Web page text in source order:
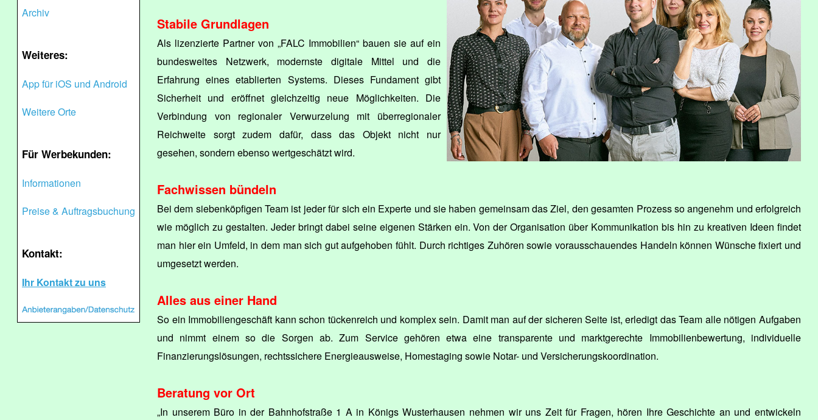
Archiv
Weiteres:
App für iOS und Android
Weitere Orte
Für Werbekunden:
Informationen
Preise & Auftragsbuchung
Kontakt:
Ihr Kontakt zu uns
Stabile Grundlagen
Als lizenzierte Partner von „FALC Immobilien“ bauen sie auf ein
bundesweites Netzwerk, modernste digitale Mittel und die
Erfahrung eines etablierten Systems. Dieses Fundament gibt
Sicherheit und eröffnet gleichzeitig neue Möglichkeiten. Die
Verbindung von regionaler Verwurzelung mit überregionaler
Reichweite sorgt zudem dafür, dass das Objekt nicht nur
gesehen, sondern ebenso wertgeschätzt wird.
Fachwissen bündeln
Bei dem siebenköpfigen Team ist jeder für sich ein Experte und sie haben gemeinsam das Ziel, den gesamten Prozess so angenehm und erfolgreich
wie möglich zu gestalten. Jeder bringt dabei seine eigenen Stärken ein. Von der Organisation über Kommunikation bis hin zu kreativen Ideen findet
man hier ein Umfeld, in dem man sich gut aufgehoben fühlt. Durch richtiges Zuhören sowie vorausschauendes Handeln können Wünsche fixiert und
umgesetzt werden.
Alles aus einer Hand
So ein Immobiliengeschäft kann schon tückenreich und komplex sein. Damit man auf der sicheren Seite ist, erledigt das Team alle nötigen Aufgaben
und nimmt einem so die Sorgen ab. Zum Service gehören etwa eine transparente und marktgerechte Immobilienbewertung, individuelle
Finanzierungslösungen, rechtssichere Energieausweise, Homestaging sowie Notar- und Versicherungskoordination.
Beratung vor Ort
„In unserem Büro in der Bahnhofstraße 1 A in Königs Wusterhausen nehmen wir uns Zeit für Fragen, hören Ihre Geschichte an und entwickeln